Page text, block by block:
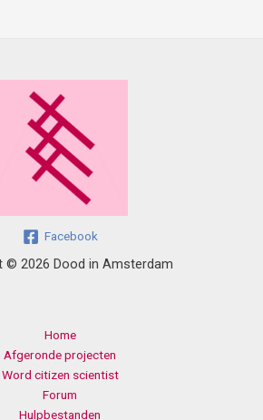
Facebook
© 2026 Dood in Amsterdam
Home
Afgeronde projecten
Word citizen scientist
Forum
Hulpbestanden